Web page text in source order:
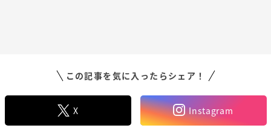
この記事を気に入ったらシェア！
X Instagram